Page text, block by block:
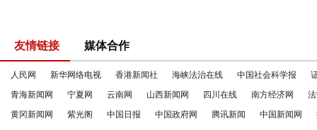
友情链接 媒体合作
人民网 新华网络电视 香港新闻社 海峡法治在线 中国社会科学报
青海新闻网
宁夏网 云南网 山西新闻网 四川在线 南方经济网
黄冈新闻网
紫光阁 中国日报 中国政府网 腾讯新闻 中国新闻网